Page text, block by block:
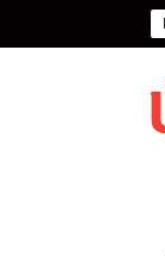
Presidente